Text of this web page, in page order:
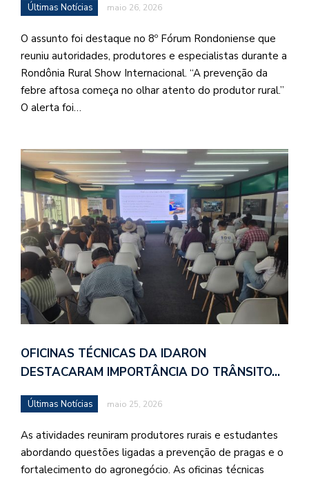
Últimas Notícias maio 26, 2026
O assunto foi destaque no 8º Fórum Rondoniense que
reuniu autoridades, produtores e especialistas durante a
Rondônia Rural Show Internacional. “A prevenção da
febre aftosa começa no olhar atento do produtor rural.”
O alerta foi…
OFICINAS TÉCNICAS DA IDARON
DESTACARAM IMPORTÂNCIA DO TRÂNSITO…
Últimas Notícias maio 25, 2026
As atividades reuniram produtores rurais e estudantes
abordando questões ligadas a prevenção de pragas e o
fortalecimento do agronegócio. As oficinas técnicas